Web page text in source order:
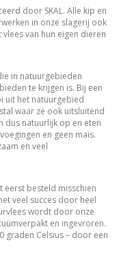
door SKAL. Alle kip en
in onze slagerij ook
van hun eigen dieren
in natuurgebieden
te krijgen is. Bij een
uit het natuurgebied
waar ze ook uitsluitend
dus natuurlijk op en eten
en geen maïs.
en veel
eerst besteld misschien
veel succes door heel
wordt door onze
en ingevroren.
graden Celsius – door een